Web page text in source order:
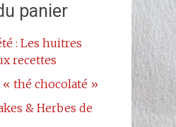
panier
: Les huitres
recettes
« thé chocolaté »
& Herbes de